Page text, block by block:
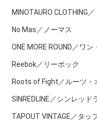
MINOTAURO CLOTHING
No Mas／ノーマス
ONE MORE ROUND／ワ
Reebok／リーボック
Roots of Fight／ルーツ・
SINREDLINE／シンレッド
TAPOUT VINTAGE／タッ